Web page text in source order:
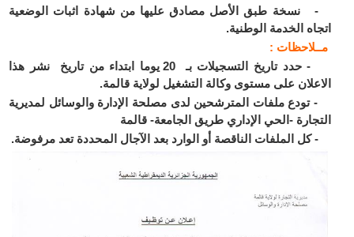
طبق الأصل مصادق عليها من شهادة اثبات الوضعية
الخدمة الوطنية.
:
- حدد تاريخ التسجيلات بـ 20 يوما ابتداء من تاريخ نشر هذا
على مستوى وكالة التشغيل لولاية قالمة.
ملفات المترشحين لدى مصلحة الإدارة والوسائل لمديرية
-الحي الإداري طريق الجامعة- قالمة
الملفات الناقصة أو الوارد بعد الآجال المحددة تعد مرفوضة.